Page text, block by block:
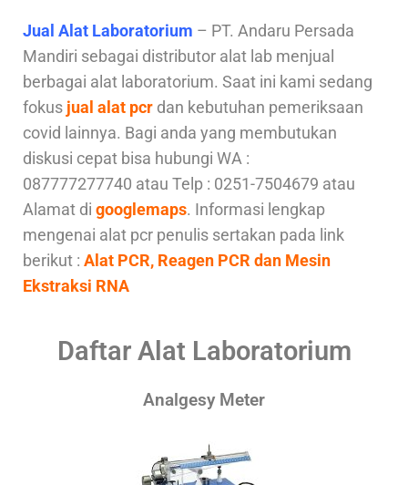
Jual Alat Laboratorium – PT. Andaru Persada
Mandiri sebagai distributor alat lab menjual
berbagai alat laboratorium. Saat ini kami sedang
fokus jual alat pcr dan kebutuhan pemeriksaan
covid lainnya. Bagi anda yang membutukan
diskusi cepat bisa hubungi WA :
087777277740 atau Telp : 0251-7504679 atau
Alamat di googlemaps. Informasi lengkap
mengenai alat pcr penulis sertakan pada link
berikut : Alat PCR, Reagen PCR dan Mesin
Ekstraksi RNA
Daftar Alat Laboratorium
Analgesy Meter